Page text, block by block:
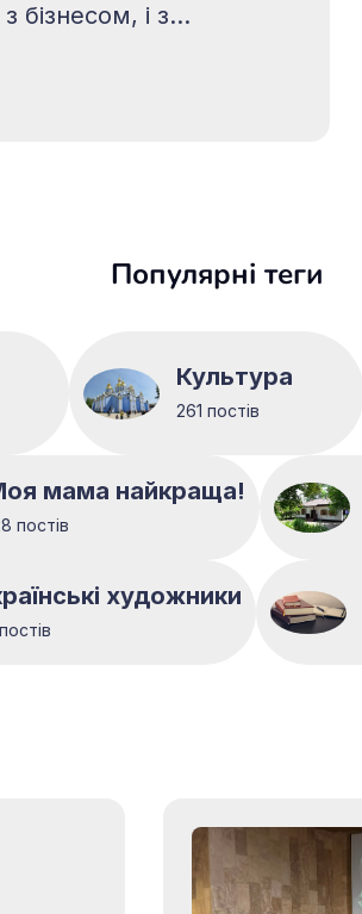
бізнесом, і з
Популярні теги
Культура
261 постів
мама найкраща!
постів
художники